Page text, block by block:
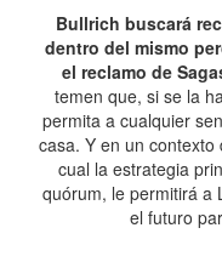
Bullrich buscará
dentro del mismo
el reclamo de
temen que, si se la
permita a cualquier
casa. Y en un
cual la estrategia
quórum, le permitirá a
el futuro